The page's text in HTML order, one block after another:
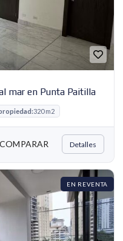
mar en Punta Paitilla
320 m2
COMPARAR Detalles
EN REVENTA